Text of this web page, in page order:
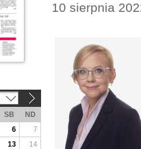
10 sierpnia
SB
ND
6
7
13
14